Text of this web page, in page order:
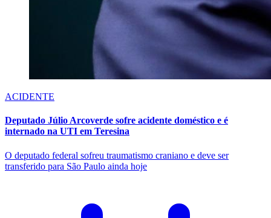
ACIDENTE
Deputado Júlio Arcoverde sofre acidente doméstico e é
internado na UTI em Teresina
O deputado federal sofreu traumatismo craniano e deve ser
transferido para São Paulo ainda hoje